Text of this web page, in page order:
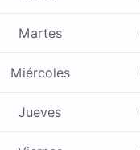
Martes
Miércoles
Jueves